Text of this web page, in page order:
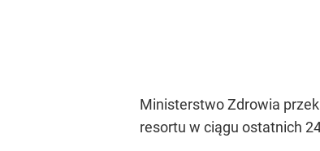
Ministerstwo Zdrowia
resortu w ciągu ostatnich